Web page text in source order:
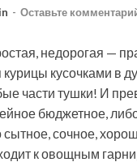
- Оставьте
недорогая —
кусочками в
части тушки! И
бюджетное,
сочное,
к овощным